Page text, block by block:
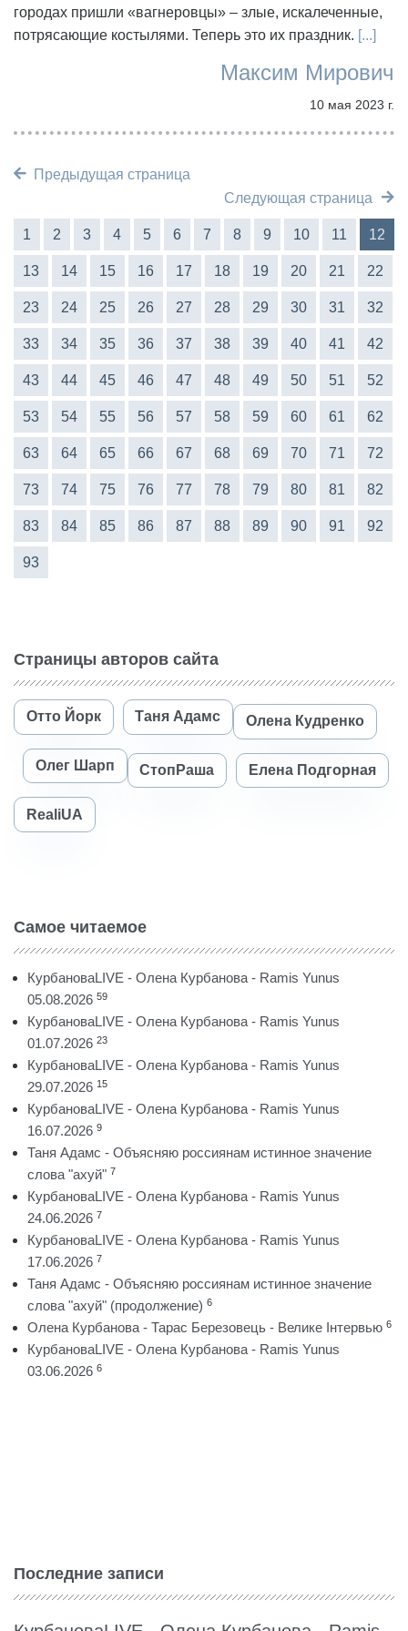
городах пришли «вагнеровцы» – злые, искалеченные,
потрясающие костылями. Теперь это их праздник. [...]
Максим Мирович
10 мая 2023 г.
Предыдущая страница
Следующая страница
1 2 3 4 5 6 7 8 9 10 11 12
13 14 15 16 17 18 19 20 21 22
23 24 25 26 27 28 29 30 31 32
33 34 35 36 37 38 39 40 41 42
43 44 45 46 47 48 49 50 51 52
53 54 55 56 57 58 59 60 61 62
63 64 65 66 67 68 69 70 71 72
73 74 75 76 77 78 79 80 81 82
83 84 85 86 87 88 89 90 91 92
93
Страницы авторов сайта
Отто Йорк Таня Адамс Олена Кудренко
Олег Шарп СтопРаша Елена Подгорная
RealiUA
Самое читаемое
КурбановаLIVE - Олена Курбанова - Ramis Yunus
05.08.2026 59
КурбановаLIVE - Олена Курбанова - Ramis Yunus
01.07.2026 23
КурбановаLIVE - Олена Курбанова - Ramis Yunus
29.07.2026 15
КурбановаLIVE - Олена Курбанова - Ramis Yunus
16.07.2026 9
Таня Адамс - Объясняю россиянам истинное значение
слова "ахуй" 7
КурбановаLIVE - Олена Курбанова - Ramis Yunus
24.06.2026 7
КурбановаLIVE - Олена Курбанова - Ramis Yunus
17.06.2026 7
Таня Адамс - Объясняю россиянам истинное значение
слова "ахуй" (продолжение) 6
Олена Курбанова - Тарас Березовець - Велике Інтервью 6
КурбановаLIVE - Олена Курбанова - Ramis Yunus
03.06.2026 6
Последние записи